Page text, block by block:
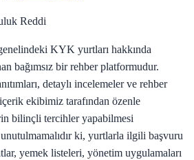
Reddi
KYK yurtları hakkında
bağımsız bir rehber platformudur.
detaylı incelemeler ve rehber
ekibimiz tarafından özenle
bilinçli tercihler yapabilmesi
ki, yurtlarla ilgili başvuru
yemek listeleri, yönetim uygulamaları